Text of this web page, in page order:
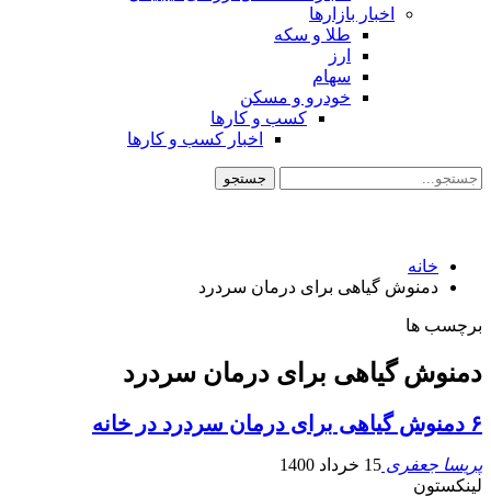
اخبار بازارها
طلا و سکه
ارز
سهام
خودرو و مسکن
کسب و کارها
اخبار کسب و کارها
خانه
دمنوش گیاهی برای درمان سردرد
برچسب ها
دمنوش گیاهی برای درمان سردرد
۶ دمنوش گیاهی برای درمان سردرد در خانه
پریسا جعفری 15 خرداد 1400
لینکستون